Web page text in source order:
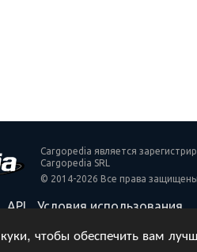
куки, чтобы обеспечить вам
Cargopedia является
Cargopedia SRL
© 2014-2026 Все права защищены
API
Условия использования